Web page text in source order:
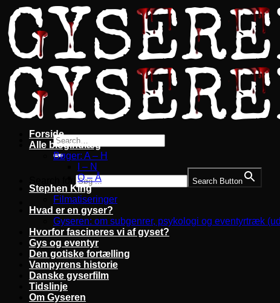
Fortsæt
til
indhold
Search Button
Forside
Alle blogindlæg
Bøger: A – H
I – N
O – Å
Stephen King
Filmatiseringer
Hvad er en gyser?
Gyseren: om subgenrer, psykologi og eventyrtræk
Hvorfor fascineres vi af gyset?
Gys og eventyr
Den gotiske fortælling
Vampyrens historie
Danske gyserfilm
Tidslinje
Om Gyseren